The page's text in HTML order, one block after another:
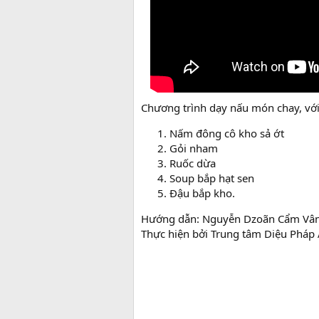
Chương trình dạy nấu món chay,
Nấm đông cô kho sả ớt
Gỏi nham
Ruốc dừa
Soup bắp hạt sen
Đậu bắp kho.
Hướng dẫn: Nguyễn Dzoãn Cẩm
Thực hiện bởi Trung tâm Diệu Pháp